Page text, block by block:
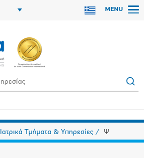
MENU
Ιατρικά Τμήματα & Υπηρεσίες Ψ